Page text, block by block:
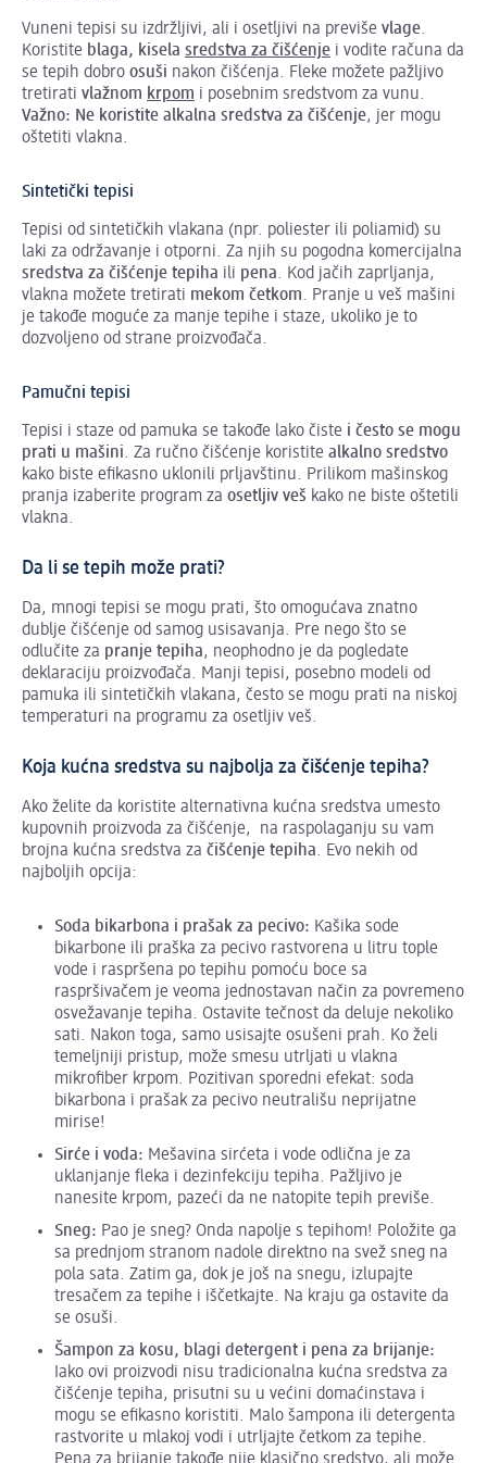
Vuneni tepisi su izdržljivi, ali i osetljivi na previše vlage.
Koristite blaga, kisela sredstva za čišćenje i vodite računa da
se tepih dobro osuši nakon čišćenja. Fleke možete pažljivo
tretirati vlažnom krpom i posebnim sredstvom za vunu.
Važno: Ne koristite alkalna sredstva za čišćenje, jer mogu
oštetiti vlakna.
Sintetički tepisi
Tepisi od sintetičkih vlakana (npr. poliester ili poliamid) su
laki za održavanje i otporni. Za njih su pogodna komercijalna
sredstva za čišćenje tepiha ili pena. Kod jačih zaprljanja,
vlakna možete tretirati mekom četkom. Pranje u veš mašini
je takođe moguće za manje tepihe i staze, ukoliko je to
dozvoljeno od strane proizvođača.
Pamučni tepisi
Tepisi i staze od pamuka se takođe lako čiste i često se mogu
prati u mašini. Za ručno čišćenje koristite alkalno sredstvo
kako biste efikasno uklonili prljavštinu. Prilikom mašinskog
pranja izaberite program za osetljiv veš kako ne biste oštetili
vlakna.
Da li se tepih može prati?
Da, mnogi tepisi se mogu prati, što omogućava znatno
dublje čišćenje od samog usisavanja. Pre nego što se
odlučite za pranje tepiha, neophodno je da pogledate
deklaraciju proizvođača. Manji tepisi, posebno modeli od
pamuka ili sintetičkih vlakana, često se mogu prati na niskoj
temperaturi na programu za osetljiv veš.
Koja kućna sredstva su najbolja za čišćenje tepiha?
Ako želite da koristite alternativna kućna sredstva umesto
kupovnih proizvoda za čišćenje, na raspolaganju su vam
brojna kućna sredstva za čišćenje tepiha. Evo nekih od
najboljih opcija:
Soda bikarbona i prašak za pecivo: Kašika sode
bikarbone ili praška za pecivo rastvorena u litru tople
vode i raspršena po tepihu pomoću boce sa
raspršivačem je veoma jednostavan način za povremeno
osvežavanje tepiha. Ostavite tečnost da deluje nekoliko
sati. Nakon toga, samo usisajte osušeni prah. Ko želi
temeljniji pristup, može smesu utrljati u vlakna
mikrofiber krpom. Pozitivan sporedni efekat: soda
bikarbona i prašak za pecivo neutrališu neprijatne
mirise!
Sirće i voda: Mešavina sirćeta i vode odlična je za
uklanjanje fleka i dezinfekciju tepiha. Pažljivo je
nanesite krpom, pazeći da ne natopite tepih previše.
Sneg: Pao je sneg? Onda napolje s tepihom! Položite ga
sa prednjom stranom nadole direktno na svež sneg na
pola sata. Zatim ga, dok je još na snegu, izlupajte
tresačem za tepihe i iščetkajte. Na kraju ga ostavite da
se osuši.
Šampon za kosu, blagi detergent i pena za brijanje:
Iako ovi proizvodi nisu tradicionalna kućna sredstva za
čišćenje tepiha, prisutni su u većini domaćinstava i
mogu se efikasno koristiti. Malo šampona ili detergenta
rastvorite u mlakoj vodi i utrljajte četkom za tepihe.